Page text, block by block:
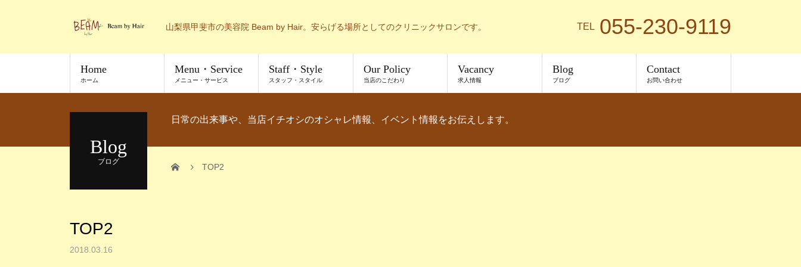
山梨県甲斐市の美容院 Beam by Hair。安らげる場所としてのクリニックサロンです。 TEL 055-230-9119
Home
ホーム
Menu・Service
メニュー・サービス
Staff・Style
スタッフ・スタイル
Our Policy
当店のこだわり
Vacancy
求人情報
Blog
ブログ
Contact
お問い合わせ
Blog
ブログ
日常の出来事や、当店イチオシのオシャレ情報、イベント情報をお伝えします。
TOP2
TOP2
2018.03.16